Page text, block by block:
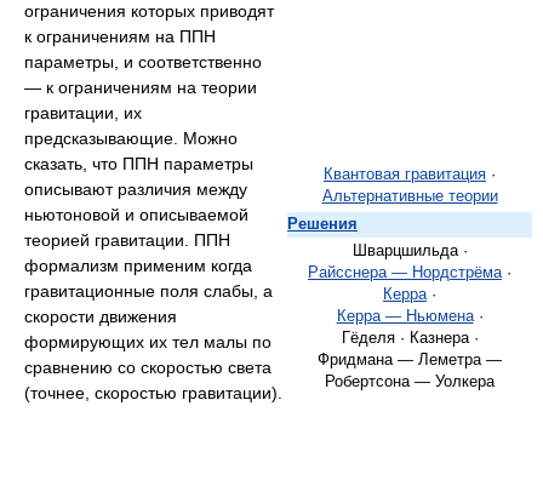
Квантовая гравитация ·
Альтернативные теории
Решения
Шварцшильда ·
Райсснера — Нордстрёма·
Керра·
Керра — Ньюмена·
Гёделя · Казнера ·
Фридмана — Леметра —
Робертсона — Уолкера
ограничения которых приводят
к ограничениям на ППН
параметры, и соответственно
— к ограничениям на теории
гравитации, их
предсказывающие. Можно
сказать, что ППН параметры
описывают различия между
ньютоновой и описываемой
теорией гравитации. ППН
формализм применим когда
гравитационные поля слабы, а
скорости движения
формирующих их тел малы по
сравнению со скоростью света
(точнее, скоростью гравитации).